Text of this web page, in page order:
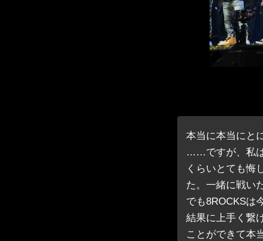
本当に本当にと
……ですが、私
くらいとても悔
た。一緒に戦い
でも8ROCKSは
結果に上手く繋
ことができて本